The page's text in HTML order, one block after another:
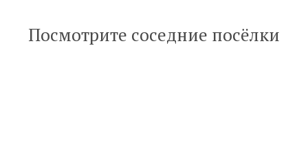
Посмотрите соседние посёлки